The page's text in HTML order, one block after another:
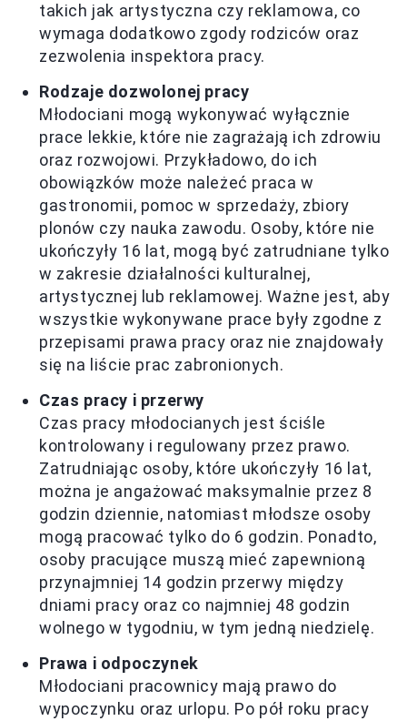
takich jak artystyczna czy reklamowa, co
wymaga dodatkowo zgody rodziców oraz
zezwolenia inspektora pracy.
Rodzaje dozwolonej pracy
Młodociani mogą wykonywać wyłącznie
prace lekkie, które nie zagrażają ich zdrowiu
oraz rozwojowi. Przykładowo, do ich
obowiązków może należeć praca w
gastronomii, pomoc w sprzedaży, zbiory
plonów czy nauka zawodu. Osoby, które nie
ukończyły 16 lat, mogą być zatrudniane tylko
w zakresie działalności kulturalnej,
artystycznej lub reklamowej. Ważne jest, aby
wszystkie wykonywane prace były zgodne z
przepisami prawa pracy oraz nie znajdowały
się na liście prac zabronionych.
Czas pracy i przerwy
Czas pracy młodocianych jest ściśle
kontrolowany i regulowany przez prawo.
Zatrudniając osoby, które ukończyły 16 lat,
można je angażować maksymalnie przez 8
godzin dziennie, natomiast młodsze osoby
mogą pracować tylko do 6 godzin. Ponadto,
osoby pracujące muszą mieć zapewnioną
przynajmniej 14 godzin przerwy między
dniami pracy oraz co najmniej 48 godzin
wolnego w tygodniu, w tym jedną niedzielę.
Prawa i odpoczynek
Młodociani pracownicy mają prawo do
wypoczynku oraz urlopu. Po pół roku pracy